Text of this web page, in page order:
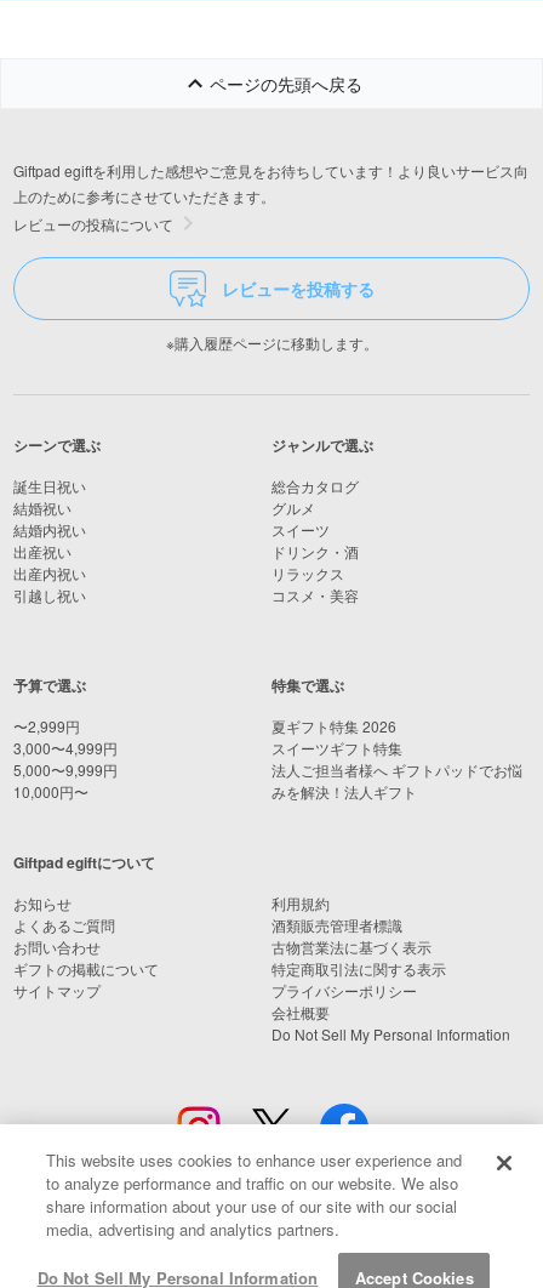
ページの先頭へ戻る
Giftpad egiftを利用した感想やご意見をお待ちしています！より良いサービス向
上のために参考にさせていただきます。
レビューの投稿について
レビューを投稿する
※購入履歴ページに移動します。
シーンで選ぶ
誕生日祝い
結婚祝い
結婚内祝い
出産祝い
出産内祝い
引越し祝い
予算で選ぶ
〜2,999円
3,000〜4,999円
5,000〜9,999円
10,000円〜
ジャンルで選ぶ
総合カタログ
グルメ
スイーツ
ドリンク・酒
リラックス
コスメ・美容
特集で選ぶ
夏ギフト特集 2026
スイーツギフト特集
法人ご担当者様へ ギフトパッドでお悩
みを解決！法人ギフト
Giftpad egiftについて
お知らせ
よくあるご質問
お問い合わせ
ギフトの掲載について
サイトマップ
利用規約
酒類販売管理者標識
古物営業法に基づく表示
特定商取引法に関する表示
プライバシーポリシー
会社概要
Do Not Sell My Personal Information
© Giftpad Co., Ltd.
This website uses cookies to enhance user experience and
to analyze performance and traffic on our website. We also
share information about your use of our site with our social
media, advertising and analytics partners.
Do Not Sell My Personal Information Accept Cookies